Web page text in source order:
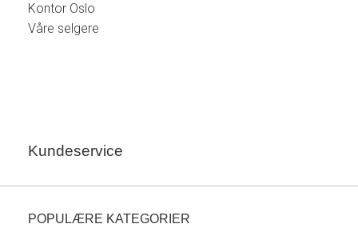
Kontor Oslo
Våre selgere
Kundeservice
POPULÆRE KATEGORIER